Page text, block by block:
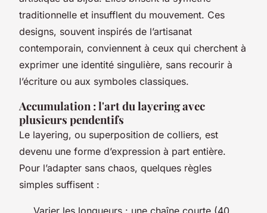
traditionnelle et insufflent du mouvement. Ces
designs, souvent inspirés de l’artisanat
contemporain, conviennent à ceux qui cherchent à
exprimer une identité singulière, sans recourir à
l’écriture ou aux symboles classiques.
Accumulation : l'art du layering avec
plusieurs pendentifs
Le layering, ou superposition de colliers, est
devenu une forme d’expression à part entière.
Pour l’adapter sans chaos, quelques règles
simples suffisent :
Varier les longueurs : une chaîne courte (40